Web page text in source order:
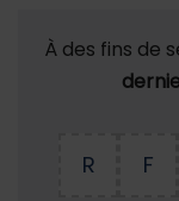
À des fins de
R F